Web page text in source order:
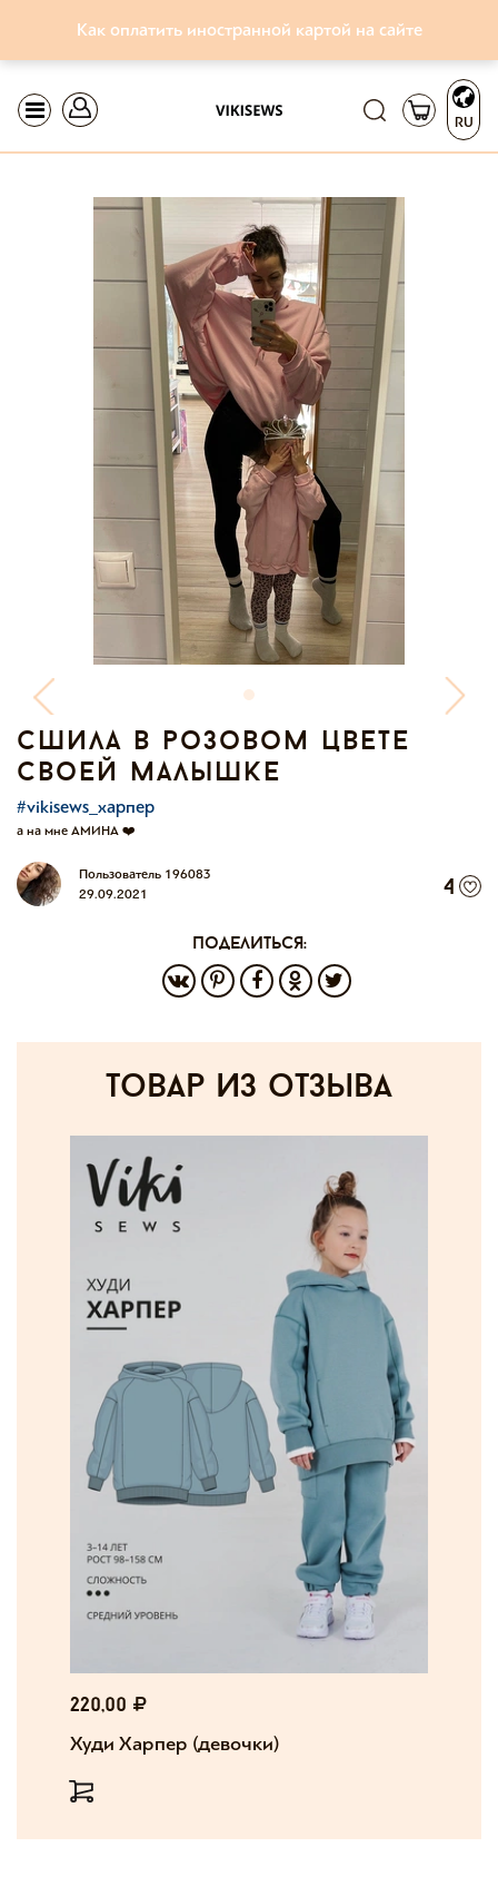
Как оплатить иностранной картой на сайте
RU
сшила в розовом цвете
своей малышке
#vikisews_харпер
а на мне АМИНА ❤️
Пользователь 196083
29.09.2021
4
поделиться:
товар из отзыва
220,00
Худи Харпер (девочки)